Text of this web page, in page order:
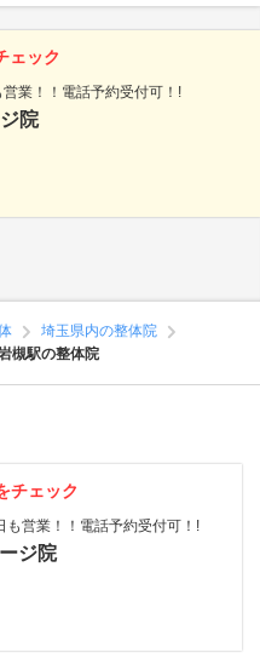
ェック
業！！電話予約受付可！!
院
埼玉県内の整体院
槻駅の整体院
チェック
営業！！電話予約受付可！!
ジ院